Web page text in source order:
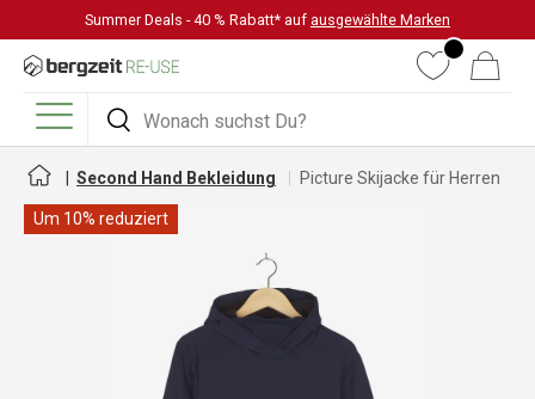
DIREKT ZUM INHALT
Summer Deals - 40 % Rabatt* auf ausgewählte Marken
Suchen
Suchen
WunschlisteWarenkorb
Menü
Second Hand Bekleidung Picture Skijacke für Herren
Um 10% reduziert